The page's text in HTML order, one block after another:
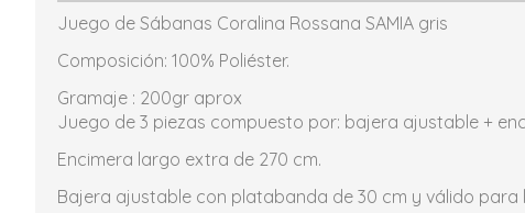
Juego de Sábanas Coralina Rossana SAMIA gris
Composición: 100% Poliéster.
Gramaje : 200gr aprox
Juego de 3 piezas compuesto por: bajera ajustable +
Encimera largo extra de 270 cm.
Bajera ajustable con platabanda de 30 cm y válido para